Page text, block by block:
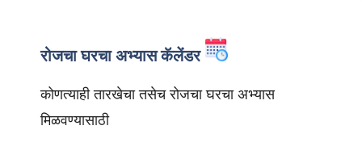
रोजचा घरचा अभ्यास कॅलेंडर
कोणत्याही तारखेचा तसेच रोजचा घरचा अभ्यास
मिळवण्यासाठी